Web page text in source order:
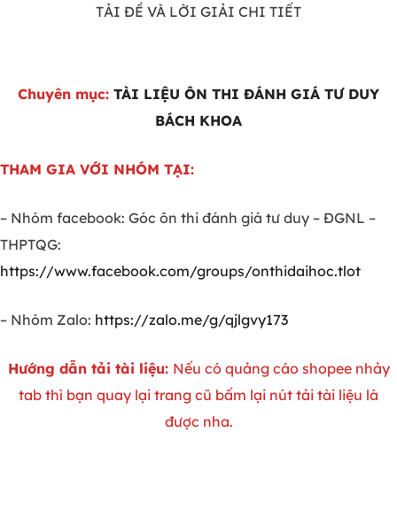
TẢI ĐỀ VÀ LỜI GIẢI CHI TIẾT
Chuyên mục: TÀI LIỆU ÔN THI ĐÁNH GIÁ TƯ DUY
BÁCH KHOA
THAM GIA VỚI NHÓM TẠI:
– Nhóm facebook: Góc ôn thi đánh giá tư duy – ĐGNL –
THPTQG:
https://www.facebook.com/groups/onthidaihoc.tlot
– Nhóm Zalo: https://zalo.me/g/qjlgvy173
Hướng dẫn tải tài liệu: Nếu có quảng cáo shopee nhảy
tab thì bạn quay lại trang cũ bấm lại nút tải tài liệu là
được nha.